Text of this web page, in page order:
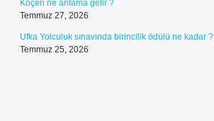
Koçeri ne anlama gelir ?
Temmuz 27, 2026
Ufka Yolculuk sınavında birincilik ödülü ne kadar ?
Temmuz 25, 2026